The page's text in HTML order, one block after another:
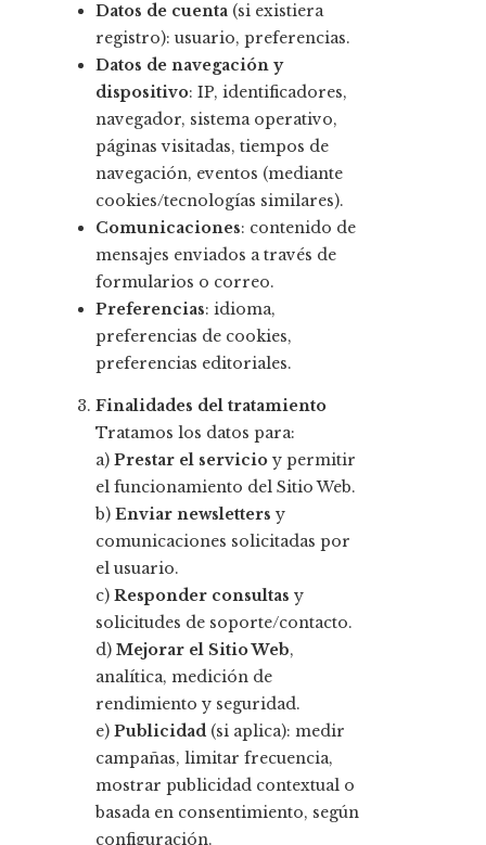
Datos de cuenta (si existiera
registro): usuario, preferencias.
Datos de navegación y
dispositivo: IP, identificadores,
navegador, sistema operativo,
páginas visitadas, tiempos de
navegación, eventos (mediante
cookies/tecnologías similares).
Comunicaciones: contenido de
mensajes enviados a través de
formularios o correo.
Preferencias: idioma,
preferencias de cookies,
preferencias editoriales.
Finalidades del tratamiento
Tratamos los datos para:
a) Prestar el servicio y permitir
el funcionamiento del Sitio Web.
b) Enviar newsletters y
comunicaciones solicitadas por
el usuario.
c) Responder consultas y
solicitudes de soporte/contacto.
d) Mejorar el Sitio Web,
analítica, medición de
rendimiento y seguridad.
e) Publicidad (si aplica): medir
campañas, limitar frecuencia,
mostrar publicidad contextual o
basada en consentimiento, según
configuración.